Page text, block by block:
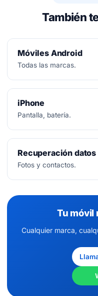
También
Móviles Android
Todas las marcas.
iPhone
Pantalla, batería.
Recuperación datos
Fotos y contactos.
Tu móvil
Cualquier marca,